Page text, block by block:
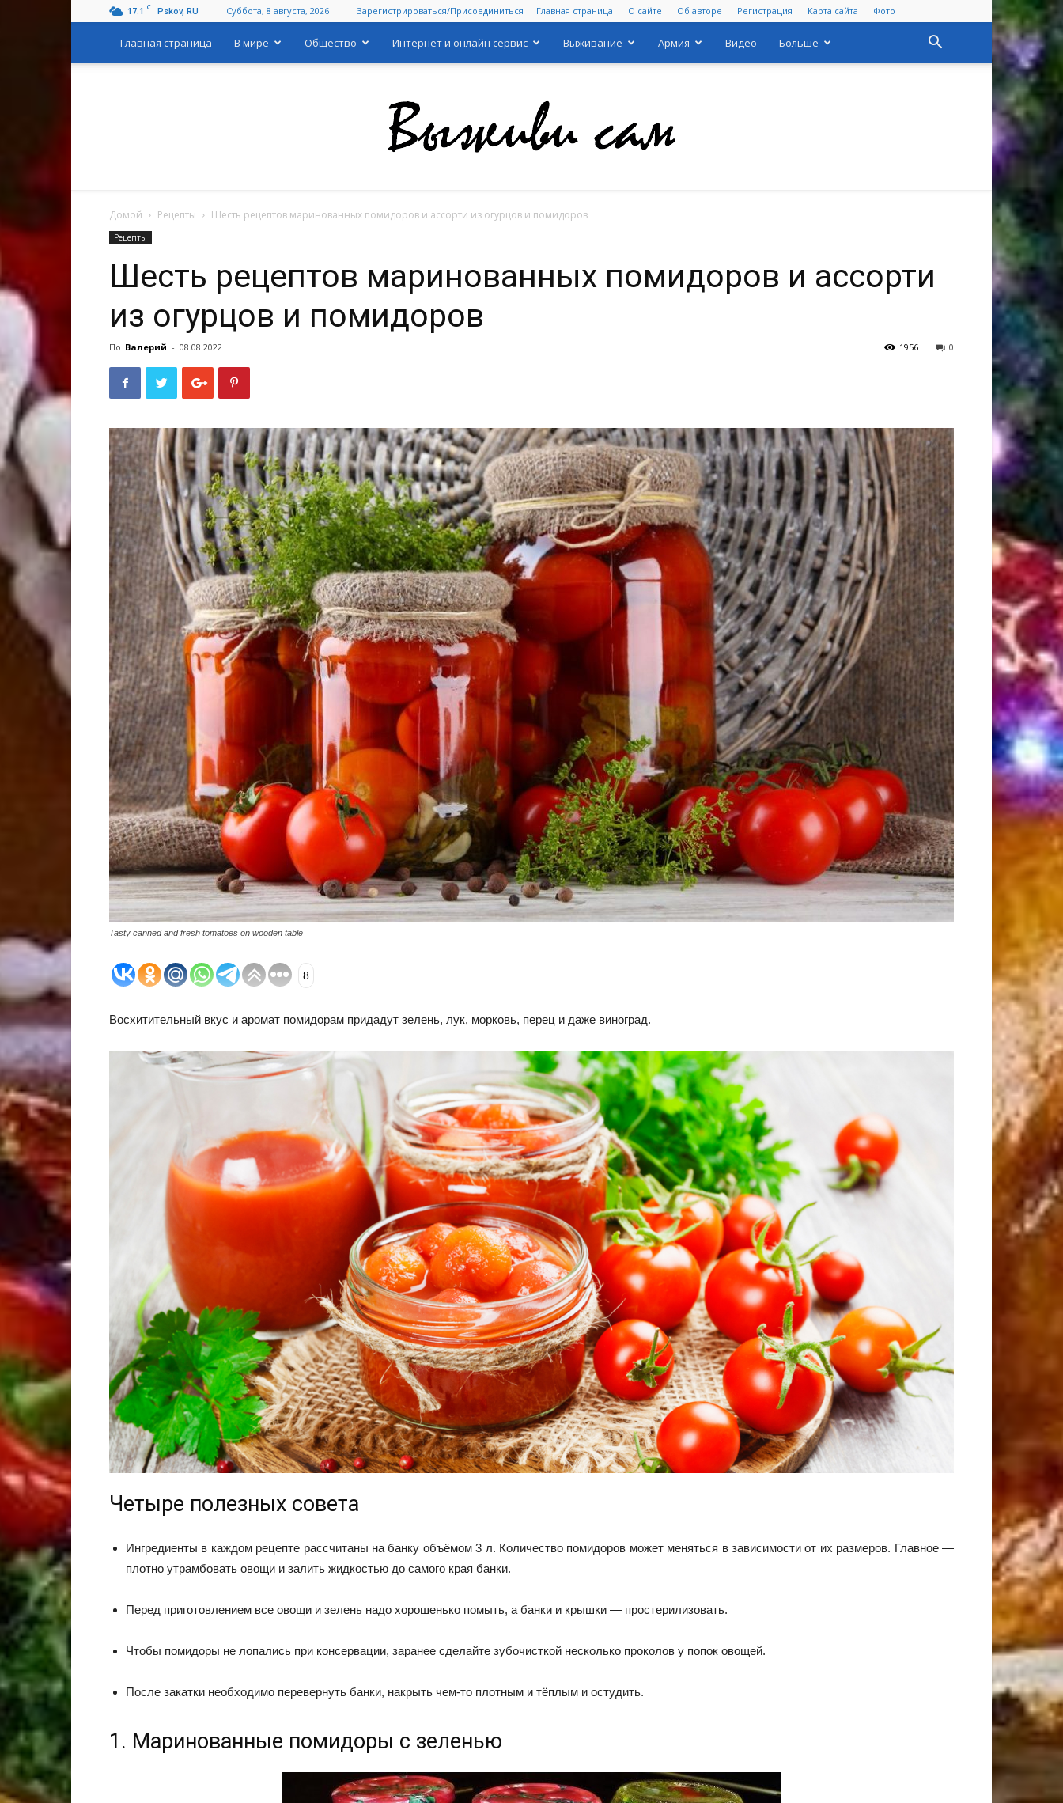
17.1 C Pskov, RU Суббота, 8 августа, 2026 Зарегистрироваться/Присоединиться Главная страница О сайте Об авторе Регистрация Карта сайта Фото
Главная страница В мире Общество Интернет и онлайн сервис Выживание Армия Видео Больше
Домой Рецепты Шесть рецептов маринованных помидоров и ассорти из огурцов и помидоров
Рецепты
Шесть рецептов маринованных помидоров и ассорти
из огурцов и помидоров
По Валерий - 08.08.2022 0
1956
Tasty canned and fresh tomatoes on wooden table
8
Восхитительный вкус и аромат помидорам придадут зелень, лук, морковь, перец и даже виноград.
Четыре полезных совета
Ингредиенты в каждом рецепте рассчитаны на банку объёмом 3 л. Количество помидоров может меняться в зависимости от их размеров. Главное —
плотно утрамбовать овощи и залить жидкостью до самого края банки.
Перед приготовлением все овощи и зелень надо хорошенько помыть, а банки и крышки — простерилизовать.
Чтобы помидоры не лопались при консервации, заранее сделайте зубочисткой несколько проколов у попок овощей.
После закатки необходимо перевернуть банки, накрыть чем-то плотным и тёплым и остудить.
1. Маринованные помидоры с зеленью